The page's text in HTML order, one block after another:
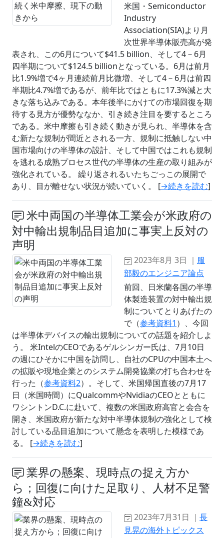
米国・Semiconductor
Industry
Association(SIA)より月
次世界半導体販売高が発
表され、この6月について$41.5 billion、そして4－6月
四半期について$124.5 billionとなっている。6月は前月
比1.9%増で4ヶ月連続前月比微増、そして4－6月は前四
半期比4.7%増であるが、前年比ではともに17.3%減と大
きな落ち込みである。本年後半にかけての市場回復を期
待する見方が優勢ななか、引き続き注目を要するところ
である。米中摩擦も引き続く動きが見られ、半導体を含
む新たな規制が間近とされる一方、規制に抵触しない中
国市場向けの半導体の設計、そして中国ではこれも規制
を逃れる成熟プロセス世代の半導体の生産の取り組みが
強化されている。 繰り返されるいたちごっこの展開で
あり、目が離せない状況が続いていく。 [→続きを読む]
米中両国の半導体工業会が米政府の
対中輸出規制品目追加に事実上反対の
声明
2023年8月 3日 ｜ 服
部毅のエンジニア論点
前回、日米蘭各国の半導
体製造装置の対中輸出規
制についてとりあげたの
で（参考資料1 ）、今回
は半導体デバイスの輸出規制についての話題を紹介しよ
う。 米IntelのCEOであるゲルシンガー氏は、7月10日
の週にひそかに中国を訪問し、自社のCPUの中国本土へ
の拡販や現地企業とのシステム開発協業の打ち合わせを
行った（参考資料2）。そして、米国帰国直後の7月17
日（米国時間）にQualcommやNvidiaのCEOとともに
ワシントンD.C.に赴いて、複数の米国政府高官と会合を
開き、米国政府が新たな対中半導体規制の強化として検
討している品目追加について懸念を表明した模様であ
る。 [→続きを読む]
業界の懸案、現時点の捉え方か
ら；回復に向けた足取り、人材不足警
鐘&対応
2023年7月31日 ｜ 長
見晃の海外トピックス